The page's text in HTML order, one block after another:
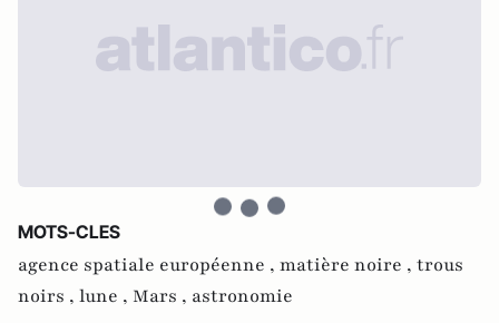
MOTS-CLES
agence spatiale européenne , matière noire , trous
noirs , lune , Mars , astronomie